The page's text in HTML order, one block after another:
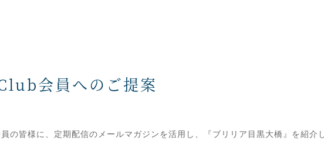
会員へのご提案
の皆様に、定期配信のメールマガジンを活用し、『ブリリア目黒大橋』を紹介